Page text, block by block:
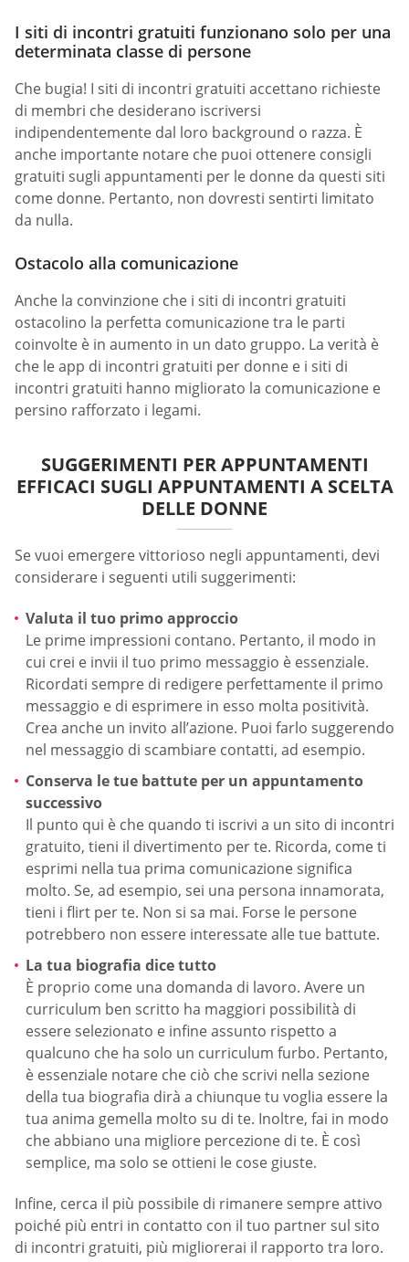
I siti di incontri gratuiti funzionano solo per una
determinata classe di persone
Che bugia! I siti di incontri gratuiti accettano richieste
di membri che desiderano iscriversi
indipendentemente dal loro background o razza. È
anche importante notare che puoi ottenere consigli
gratuiti sugli appuntamenti per le donne da questi siti
come donne. Pertanto, non dovresti sentirti limitato
da nulla.
Ostacolo alla comunicazione
Anche la convinzione che i siti di incontri gratuiti
ostacolino la perfetta comunicazione tra le parti
coinvolte è in aumento in un dato gruppo. La verità è
che le app di incontri gratuiti per donne e i siti di
incontri gratuiti hanno migliorato la comunicazione e
persino rafforzato i legami.
SUGGERIMENTI PER APPUNTAMENTI
EFFICACI SUGLI APPUNTAMENTI A SCELTA
DELLE DONNE
Se vuoi emergere vittorioso negli appuntamenti, devi
considerare i seguenti utili suggerimenti:
Valuta il tuo primo approccio
Le prime impressioni contano. Pertanto, il modo in
cui crei e invii il tuo primo messaggio è essenziale.
Ricordati sempre di redigere perfettamente il primo
messaggio e di esprimere in esso molta positività.
Crea anche un invito all’azione. Puoi farlo suggerendo
nel messaggio di scambiare contatti, ad esempio.
Conserva le tue battute per un appuntamento
successivo
Il punto qui è che quando ti iscrivi a un sito di incontri
gratuito, tieni il divertimento per te. Ricorda, come ti
esprimi nella tua prima comunicazione significa
molto. Se, ad esempio, sei una persona innamorata,
tieni i flirt per te. Non si sa mai. Forse le persone
potrebbero non essere interessate alle tue battute.
La tua biografia dice tutto
È proprio come una domanda di lavoro. Avere un
curriculum ben scritto ha maggiori possibilità di
essere selezionato e infine assunto rispetto a
qualcuno che ha solo un curriculum furbo. Pertanto,
è essenziale notare che ciò che scrivi nella sezione
della tua biografia dirà a chiunque tu voglia essere la
tua anima gemella molto su di te. Inoltre, fai in modo
che abbiano una migliore percezione di te. È così
semplice, ma solo se ottieni le cose giuste.
Infine, cerca il più possibile di rimanere sempre attivo
poiché più entri in contatto con il tuo partner sul sito
di incontri gratuiti, più migliorerai il rapporto tra loro.